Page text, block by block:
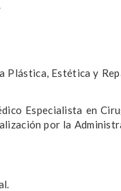
Estética y
Especialista en
por la